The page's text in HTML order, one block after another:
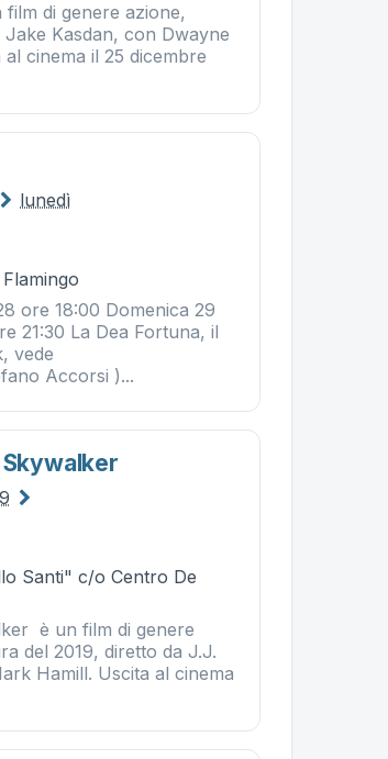
di genere azione,
Kasdan, con Dwayne
cinema il 25 dicembre
lunedì
ore 18:00 Domenica 29
21:30 La Dea Fortuna, il
vede
Accorsi )...
Santi" c/o Centro De
è un film di genere
del 2019, diretto da J.J.
Hamill. Uscita al cinema